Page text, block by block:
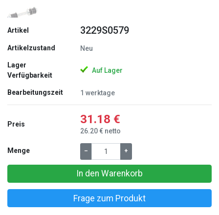
Artikel 3229S0579
Artikelzustand Neu
Lager
Verfügbarkeit
Auf Lager
Bearbeitungszeit 1 werktage
Preis 31.18 €
26.20 € netto
Menge – +
In den Warenkorb
Frage zum Produkt